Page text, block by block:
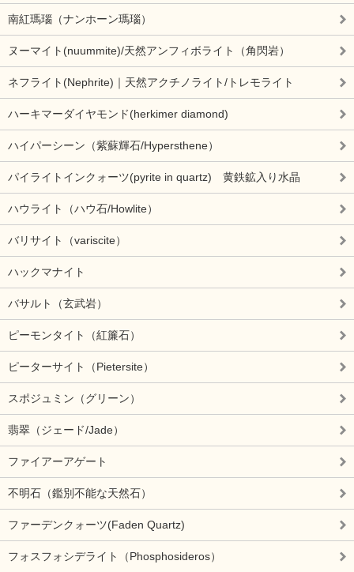
南紅瑪瑙（ナンホーン瑪瑙）
ヌーマイト(nuummite)/天然アンフィボライト（角閃岩）
ネフライト(Nephrite)｜天然アクチノライト/トレモライト
ハーキマーダイヤモンド(herkimer diamond)
ハイパーシーン（紫蘇輝石/Hypersthene）
パイライトインクォーツ(pyrite in quartz) 黄鉄鉱入り水晶
ハウライト（ハウ石/Howlite）
バリサイト（variscite）
ハックマナイト
バサルト（玄武岩）
ピーモンタイト（紅簾石）
ピーターサイト（Pietersite）
スポジュミン（グリーン）
翡翠（ジェード/Jade）
ファイアーアゲート
不明石（鑑別不能な天然石）
ファーデンクォーツ(Faden Quartz)
フォスフォシデライト（Phosphosideros）